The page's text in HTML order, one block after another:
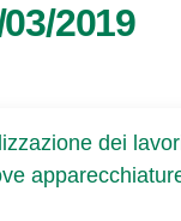
2019
dei